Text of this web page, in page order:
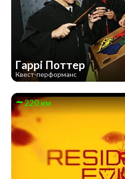
Гаррі Поттер
Квест-перформанс
220 км